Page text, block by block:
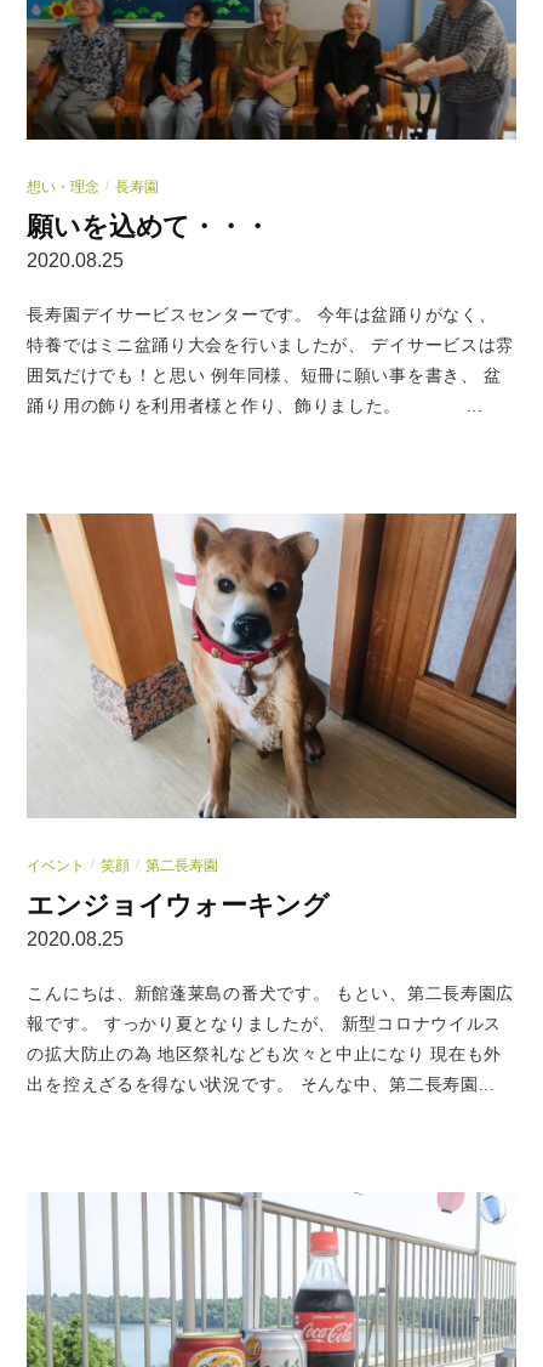
想い・理念 / 長寿園
願いを込めて・・・
2020.08.25
長寿園デイサービスセンターです。 今年は盆踊りがなく、
特養ではミニ盆踊り大会を行いましたが、 デイサービスは雰
囲気だけでも！と思い 例年同様、短冊に願い事を書き、 盆
踊り用の飾りを利用者様と作り、飾りました。 ...
イベント / 笑顔 / 第二長寿園
エンジョイウォーキング
2020.08.25
こんにちは、新館蓬莱島の番犬です。 もとい、第二長寿園広
報です。 すっかり夏となりましたが、 新型コロナウイルス
の拡大防止の為 地区祭礼なども次々と中止になり 現在も外
出を控えざるを得ない状況です。 そんな中、第二長寿園...